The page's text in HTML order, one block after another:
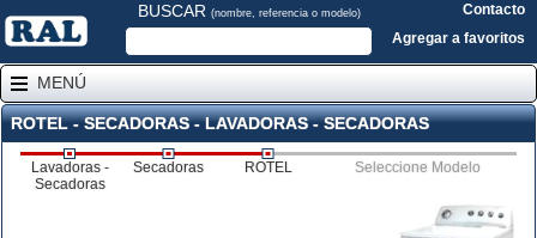
BUSCAR (nombre, referencia o modelo)
Contacto
Agregar a favoritos
MENÚ
ROTEL - SECADORAS - LAVADORAS - SECADORAS
Lavadoras -
Secadoras
Secadoras ROTEL Seleccione Modelo